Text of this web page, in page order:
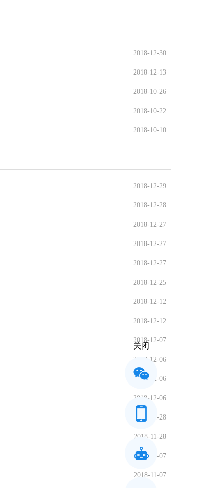
2018-12-30
2018-12-13
2018-10-26
2018-10-22
2018-10-10
2018-12-29
2018-12-28
2018-12-27
2018-12-27
2018-12-27
2018-12-25
2018-12-12
2018-12-12
2018-12-07
2018-12-06
2018-12-06
2018-12-06
2018-11-28
2018-11-28
2018-11-07
2018-11-07
关闭